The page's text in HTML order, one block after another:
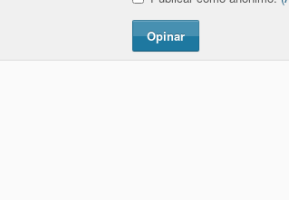
Opinar